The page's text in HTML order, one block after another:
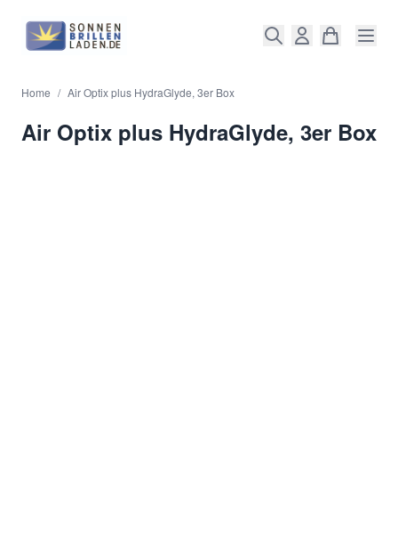
Home / Air Optix plus HydraGlyde, 3er Box
Air Optix plus HydraGlyde, 3er Box